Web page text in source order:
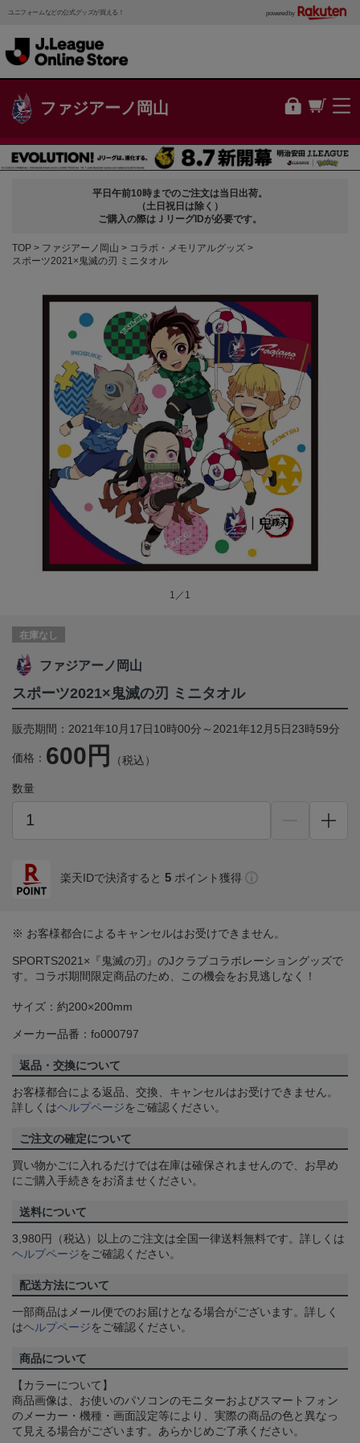
ユニフォームなどの公式グッズが買える！ powered by
ファジアーノ岡山
平日午前10時までのご注文は当日出荷。
（土日祝日は除く）
ご購入の際はＪリーグIDが必要です。
TOP ファジアーノ岡山
コラボ・メモリアルグッズ
スポーツ2021×鬼滅の刃 ミニタオル
1／1
在庫なし
ファジアーノ岡山
スポーツ2021×鬼滅の刃 ミニタオル
販売期間：2021年10月17日10時00分～2021年12月5日23時59分
価格： 600円 （税込）
数量
楽天IDで決済すると 5 ポイント獲得
※ お客様都合によるキャンセルはお受けできません。
SPORTS2021×『鬼滅の刃』のJクラブコラボレーショングッズで
す。コラボ期間限定商品のため、この機会をお見逃しなく！
サイズ：約200×200mm
メーカー品番：fo000797
返品・交換について
お客様都合による返品、交換、キャンセルはお受けできません。
詳しくはヘルプページをご確認ください。
ご注文の確定について
買い物かごに入れるだけでは在庫は確保されませんので、お早め
にご購入手続きをお済ませください。
送料について
3,980円（税込）以上のご注文は全国一律送料無料です。詳しくは
ヘルプページをご確認ください。
配送方法について
一部商品はメール便でのお届けとなる場合がございます。詳しく
はヘルプページをご確認ください。
商品について
【カラーについて】
商品画像は、お使いのパソコンのモニターおよびスマートフォン
のメーカー・機種・画面設定等により、実際の商品の色と異なっ
て見える場合がございます。あらかじめご了承ください。